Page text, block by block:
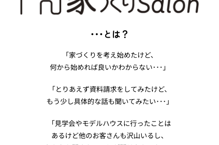
･･･とは？
「家づくりを考え始めたけど、
何から始めれば良いかわからない･･･」
「とりあえず資料請求をしてみたけど、
もう少し具体的な話も聞いてみたい･･･」
「見学会やモデルハウスに行ったことは
あるけど他のお客さんも沢山いるし、